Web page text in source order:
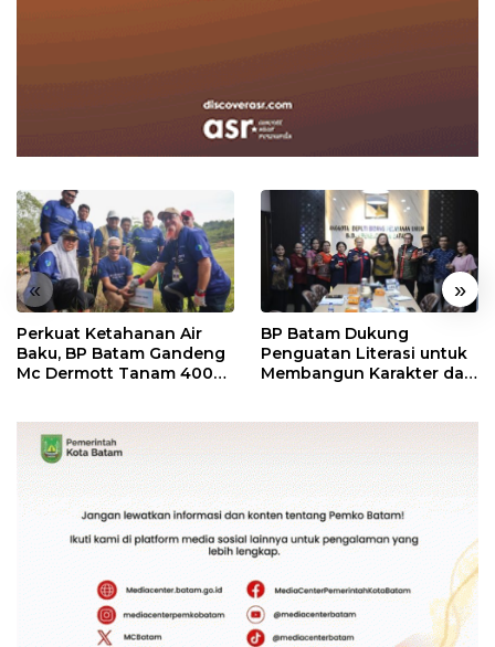
« »
Perkuat Ketahanan Air
Baku, BP Batam Gandeng
Mc Dermott Tanam 400
BP Batam Dukung
Penguatan Literasi untuk
Membangun Karakter dan